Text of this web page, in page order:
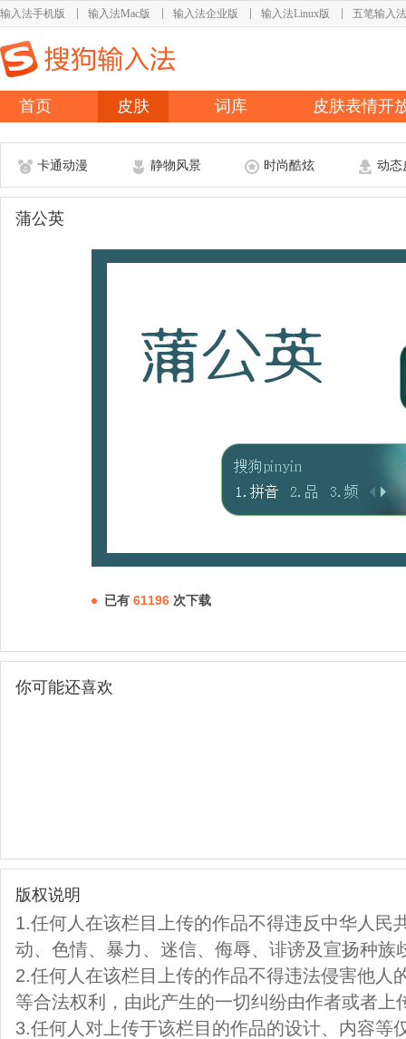
输入法手机版 输入法Mac版 输入法企业版 输入法Linux版 五笔输入法
首页 皮肤 词库 皮肤表情开
卡通动漫 静物风景 时尚酷炫 动态
蒲公英
已有 61196 次下载
你可能还喜欢
版权说明
1.任何人在该栏目上传的作品不得违反中华人民
动、色情、暴力、迷信、侮辱、诽谤及宣扬种族
2.任何人在该栏目上传的作品不得违法侵害他人
等合法权利，由此产生的一切纠纷由作者或者上
3.任何人对上传于该栏目的作品的设计、内容等